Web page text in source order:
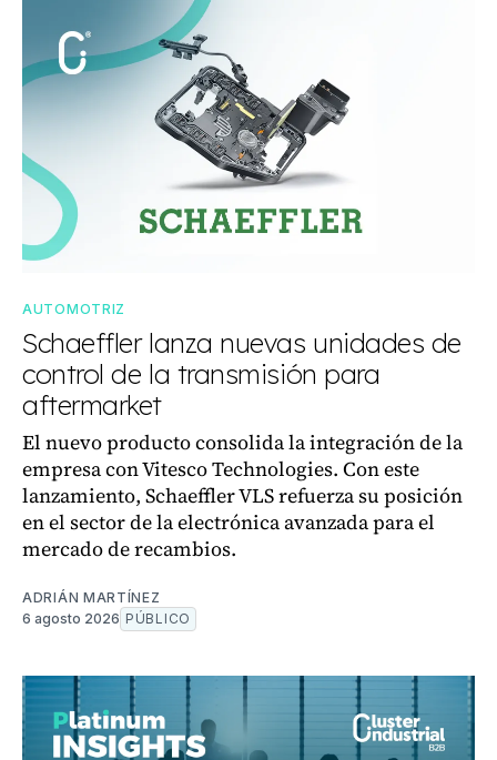
AUTOMOTRIZ
Schaeffler lanza nuevas unidades de
control de la transmisión para
aftermarket
El nuevo producto consolida la integración de la
empresa con Vitesco Technologies. Con este
lanzamiento, Schaeffler VLS refuerza su posición
en el sector de la electrónica avanzada para el
mercado de recambios.
ADRIÁN MARTÍNEZ
6 agosto 2026 PÚBLICO